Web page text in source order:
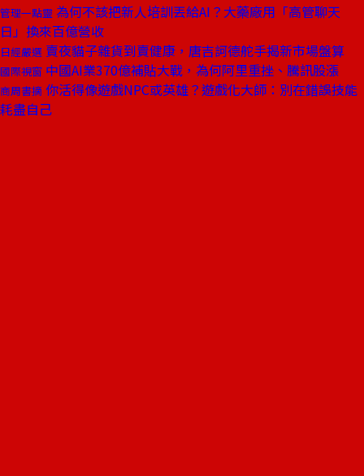
管理一點靈 為何不該把新人培訓丟給AI？大藥廠用「高管聊天
日」換來百億營收
日經嚴選 賣夜貓子雜貨到賣健康，唐吉訶德舵手揭新市場盤算
國際視窗 中國AI業370億補貼大戰，為何阿里重挫、騰訊股漲
商周書摘 你活得像遊戲NPC或英雄？遊戲化大師：別在錯誤技能
耗盡自己